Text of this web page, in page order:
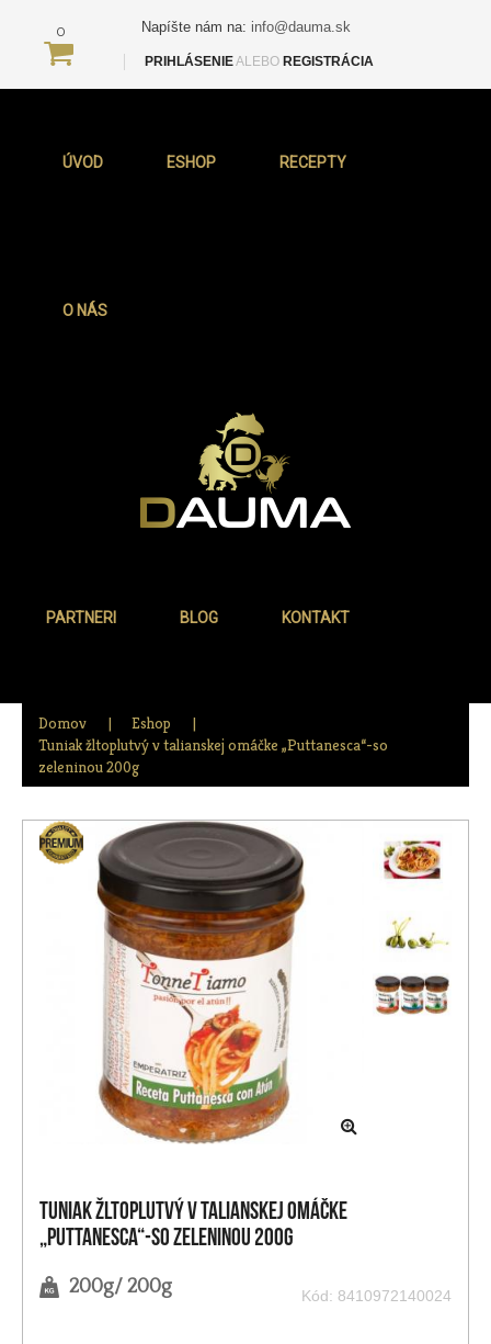
Napíšte nám na: info@dauma.sk
PRIHLÁSENIEALEBO REGISTRÁCIA
ÚVOD ESHOP RECEPTY
O NÁS
PARTNERI BLOG KONTAKT
0
Domov
Eshop
Tuniak žltoplutvý v talianskej omáčke „Puttanesca“-so
zeleninou 200g
Tuniak žltoplutvý v talianskej omáčke
„Puttanesca“-so zeleninou 200g
200g/ 200g Kód: 8410972140024